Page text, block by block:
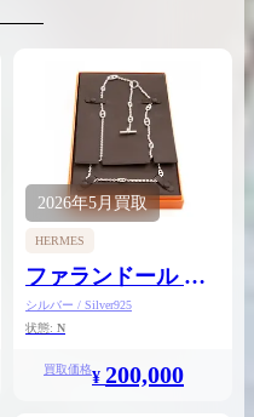
お申込み
2026年5月買取
HERMES
ファランドール ネ
ックレスロング
シルバー / Silver925
状態: N
買取価格¥ 200,000